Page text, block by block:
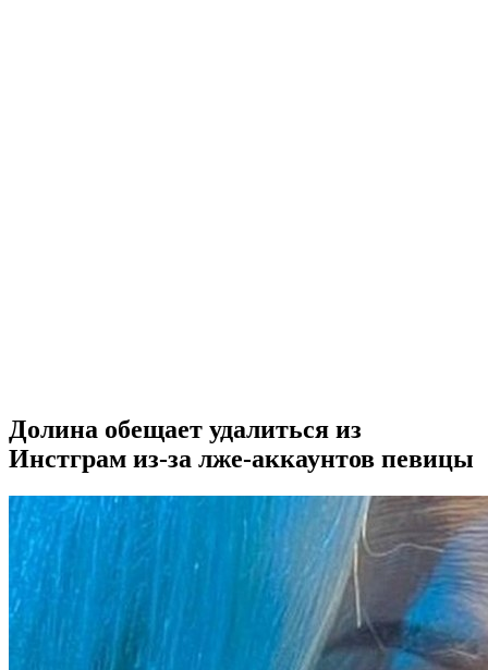
Долина обещает удалиться из
Инстграм из-за лже-аккаунтов певицы